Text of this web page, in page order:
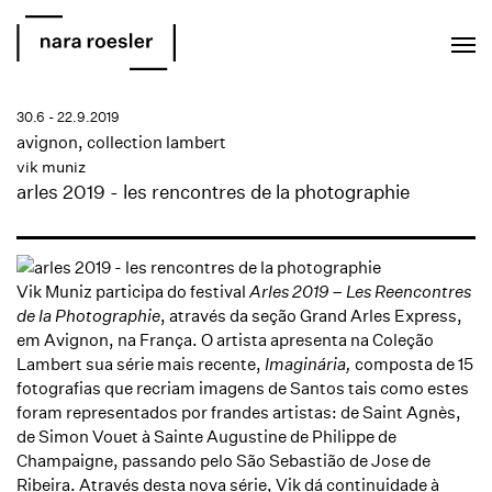
arles 2019 - les rencontres de la photographie
vik muniz
avignon, collection lambert
30.6 - 22.9.2019
Vik Muniz participa do festivalArles 2019 – Les Reencontres
de la Photographie, através da seção Grand Arles Express,
em Avignon, na França. O artista apresenta na Coleção
Lambert sua série mais recente, Imaginária, composta de 15
fotografias que recriam imagens de Santos tais como estes
foram representados por frandes artistas: de Saint Agnès,
de Simon Vouet à Sainte Augustine de Philippe de
Champaigne, passando pelo São Sebastião de Jose de
Ribeira. Através desta nova série, Vik dá continuidade à